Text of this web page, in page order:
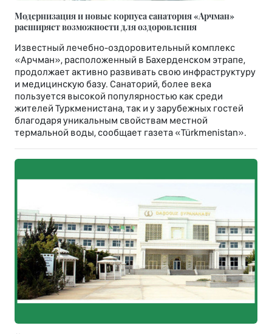
Модернизация и новые корпуса санатория «Арчман»
расширяет возможности для оздоровления
Известный лечебно-оздоровительный комплекс
«Арчман», расположенный в Бахерденском этрапе,
продолжает активно развивать свою инфраструктуру
и медицинскую базу. Санаторий, более века
пользуется высокой популярностью как среди
жителей Туркменистана, так и у зарубежных гостей
благодаря уникальным свойствам местной
термальной воды, сообщает газета «Türkmenistan».